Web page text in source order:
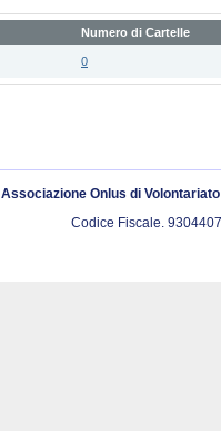
Numero di Cartelle
0
Associazione Onlus di
Codice Fiscale.